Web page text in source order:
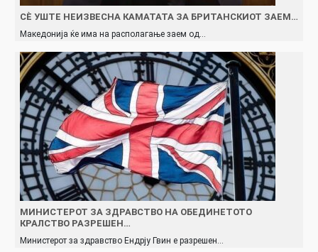
СÈ УШТЕ НЕИЗВЕСНА КАМАТАТА ЗА БРИТАНСКИОТ ЗАЕМ…
Македонија ќе има на располагање заем од…
МИНИСТЕРОТ ЗА ЗДРАВСТВО НА ОБЕДИНЕТОТО
КРАЛСТВО РАЗРЕШЕН…
Министерот за здравство Ендрју Гвин е разрешен…